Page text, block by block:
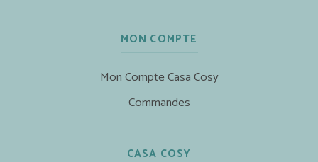
MON COMPTE
Mon Compte Casa Cosy
Commandes
CASA COSY